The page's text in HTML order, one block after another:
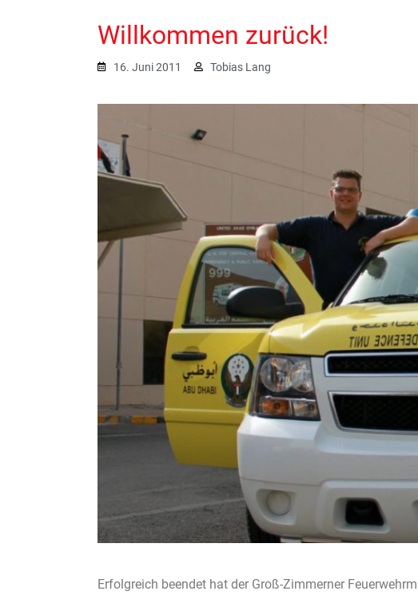
Willkommen zurück!
16. Juni 2011 Tobias Lang
Erfolgreich beendet hat der Groß-Zimmerner